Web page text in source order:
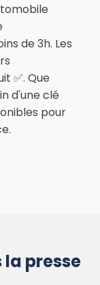
de 3h. Les
✅. Que
d'une clé
pour
la presse